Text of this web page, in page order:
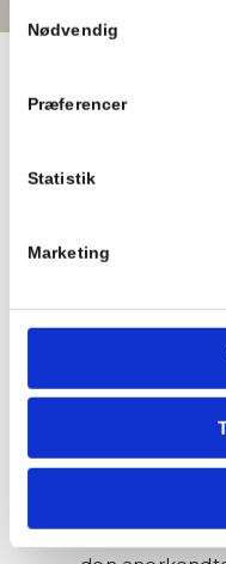
Se Cookie &
Nødvendig
Præferencer
Statistik
Marketingfor
gang!
at vi igen har
2025. Det er